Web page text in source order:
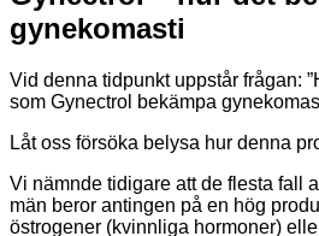
gynekomasti
Vid denna tidpunkt uppstår frågan:
som Gynectrol bekämpa
Låt oss försöka belysa hur denna
Vi nämnde tidigare att de flesta fall
män beror antingen på en hög
östrogener (kvinnliga hormoner)